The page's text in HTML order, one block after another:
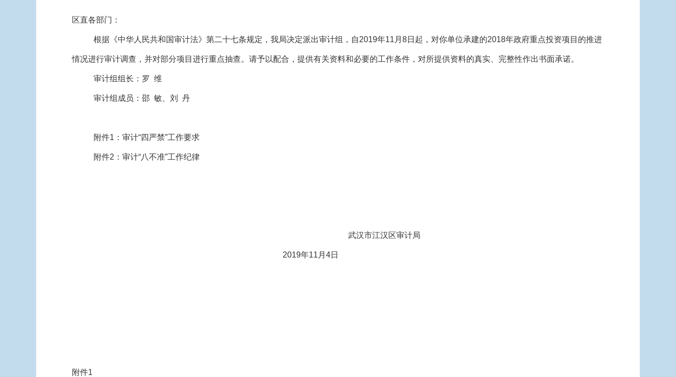
区直各部门：
根据《中华人民共和国审计法》第二十七条规定，我局决定派出审计组，自2019年11月8日起，对你单位承建的2018年政府重点投资项目的推进
情况进行审计调查，并对部分项目进行重点抽查。请予以配合，提供有关资料和必要的工作条件，对所提供资料的真实、完整性作出书面承诺。
审计组组长：罗 维
审计组成员：邵 敏、刘 丹
附件1：审计“四严禁”工作要求
附件2：审计“八不准”工作纪律
武汉市江汉区审计局
2019年11月4日
附件1